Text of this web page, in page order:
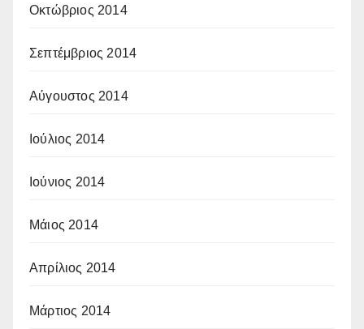
Οκτώβριος 2014
Σεπτέμβριος 2014
Αύγουστος 2014
Ιούλιος 2014
Ιούνιος 2014
Μάιος 2014
Απρίλιος 2014
Μάρτιος 2014